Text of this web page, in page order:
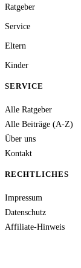
Ratgeber
Service
Eltern
Kinder
SERVICE
Alle Ratgeber
Alle Beiträge (A-Z)
Über uns
Kontakt
RECHTLICHES
Impressum
Datenschutz
Affiliate-Hinweis